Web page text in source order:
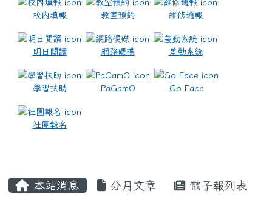
校內填報 教室預約 維修通報
明日閱讀 網路硬碟 差勤系統
學習扶助 PaGamO Go Face
社團報名
本站消息 分月文章 電子報列表